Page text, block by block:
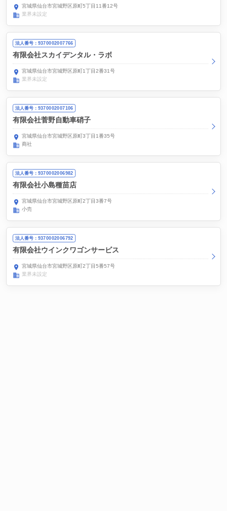
宮城県仙台市宮城野区原町5丁目11番12号
業界未設定
法人番号：9370002007766
有限会社スカイデンタル・ラボ
宮城県仙台市宮城野区原町1丁目2番31号
業界未設定
法人番号：9370002007106
有限会社菅野自動車硝子
宮城県仙台市宮城野区原町3丁目1番35号
商社
法人番号：9370002006982
有限会社小島種苗店
宮城県仙台市宮城野区原町2丁目3番7号
小売
法人番号：9370002006792
有限会社ウインクワゴンサービス
宮城県仙台市宮城野区原町2丁目5番57号
業界未設定